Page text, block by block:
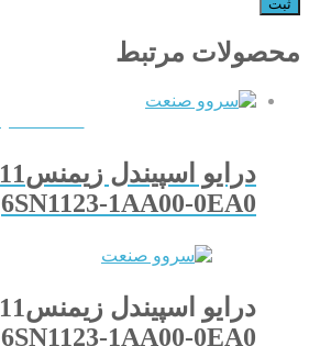
محصولات مرتبط
درایو اسپیندل زیمنس611 160
6SN1123-1AA00-0EA0
درایو اسپیندل زیمنس611 160
6SN1123-1AA00-0EA0